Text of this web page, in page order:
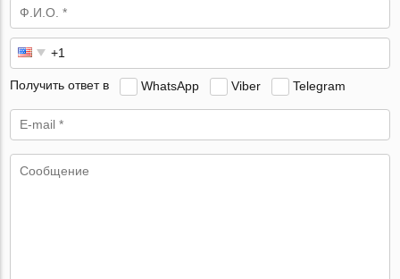
Получить ответ в WhatsApp Viber Telegram